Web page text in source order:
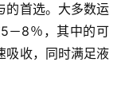
的首选。大多数运
－8％，其中的可
吸收，同时满足液